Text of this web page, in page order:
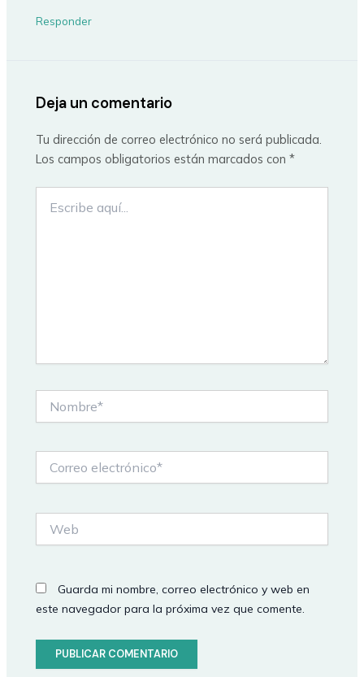
Responder
Deja un comentario
Tu dirección de correo electrónico no será publicada.
Los campos obligatorios están marcados con*
aquí...
electrónico*
Guarda mi nombre, correo electrónico y web en
este navegador para la próxima vez que comente.